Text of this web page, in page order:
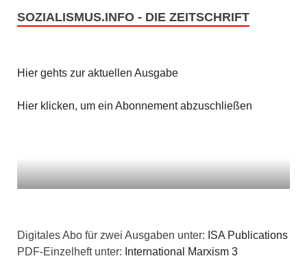
SOZIALISMUS.INFO - DIE ZEITSCHRIFT
Hier gehts zur aktuellen Ausgabe
Hier klicken, um ein Abonnement abzuschließen
Digitales Abo für zwei Ausgaben unter: ISA Publications
PDF-Einzelheft unter: International Marxism 3